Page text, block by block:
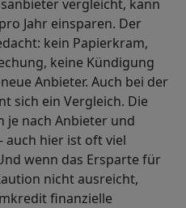
vergleicht, kann
Jahr einsparen. Der
kein Papierkram,
keine Kündigung
Anbieter. Auch bei der
sich ein Vergleich. Die
je nach Anbieter und
auch hier ist oft viel
wenn das Ersparte für
nicht ausreicht,
finanzielle